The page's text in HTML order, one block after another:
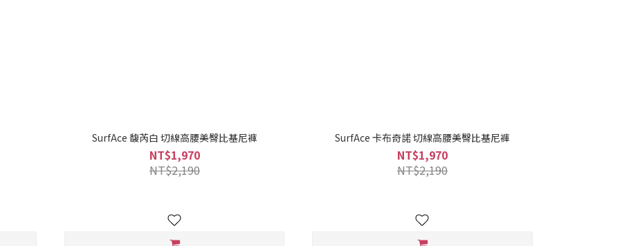
SurfAce 馥芮白 切線高腰美臀比基尼褲
NT$1,970
NT$2,190
SurfAce 卡布奇諾 切線高腰美臀比基尼褲
NT$1,970
NT$2,190